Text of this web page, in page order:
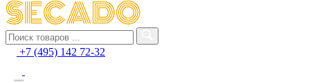
+7 (495) 142 72-32